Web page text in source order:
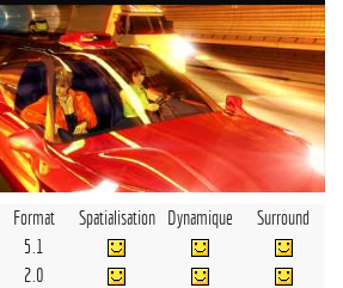
Format Spatialisation Dynamique
Surround
5.1
2.0